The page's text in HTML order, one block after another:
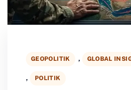
GEOPOLITIK , GLOBAL
, POLITIK